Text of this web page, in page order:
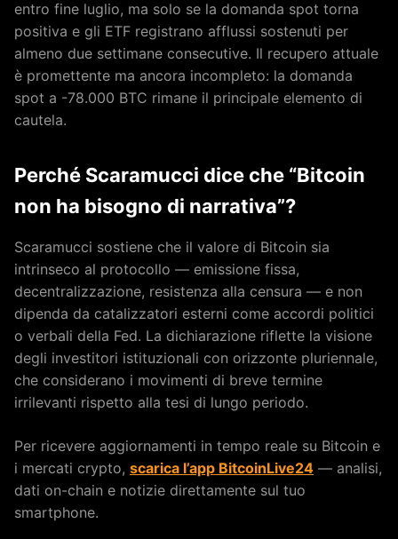
entro fine luglio, ma solo se la domanda spot torna
positiva e gli ETF registrano afflussi sostenuti per
almeno due settimane consecutive. Il recupero attuale
è promettente ma ancora incompleto: la domanda
spot a -78.000 BTC rimane il principale elemento di
cautela.
Perché Scaramucci dice che “Bitcoin
non ha bisogno di narrativa”?
Scaramucci sostiene che il valore di Bitcoin sia
intrinseco al protocollo — emissione fissa,
decentralizzazione, resistenza alla censura — e non
dipenda da catalizzatori esterni come accordi politici
o verbali della Fed. La dichiarazione riflette la visione
degli investitori istituzionali con orizzonte pluriennale,
che considerano i movimenti di breve termine
irrilevanti rispetto alla tesi di lungo periodo.
Per ricevere aggiornamenti in tempo reale su Bitcoin e
i mercati crypto, scarica l’app BitcoinLive24 — analisi,
dati on-chain e notizie direttamente sul tuo
smartphone.